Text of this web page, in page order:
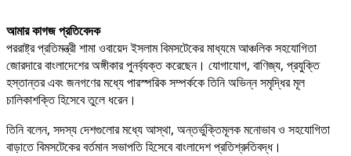
আমার কাগজ প্রতিবেদক
পররাষ্ট্র প্রতিমন্ত্রী শামা ওবায়েদ ইসলাম বিমসটেকের মাধ্যমে আঞ্চলিক সহযোগিতা
জোরদারে বাংলাদেশের অঙ্গীকার পুনর্ব্যক্ত করেছেন। যোগাযোগ, বাণিজ্য, প্রযুক্তি
হস্তান্তর এবং জনগণের মধ্যে পারস্পরিক সম্পর্ককে তিনি অভিন্ন সমৃদ্ধির মূল
চালিকাশক্তি হিসেবে তুলে ধরেন।
তিনি বলেন, সদস্য দেশগুলোর মধ্যে আস্থা, অন্তর্ভুক্তিমূলক মনোভাব ও সহযোগিতা
বাড়াতে বিমসটেকের বর্তমান সভাপতি হিসেবে বাংলাদেশ প্রতিশ্রুতিবদ্ধ।